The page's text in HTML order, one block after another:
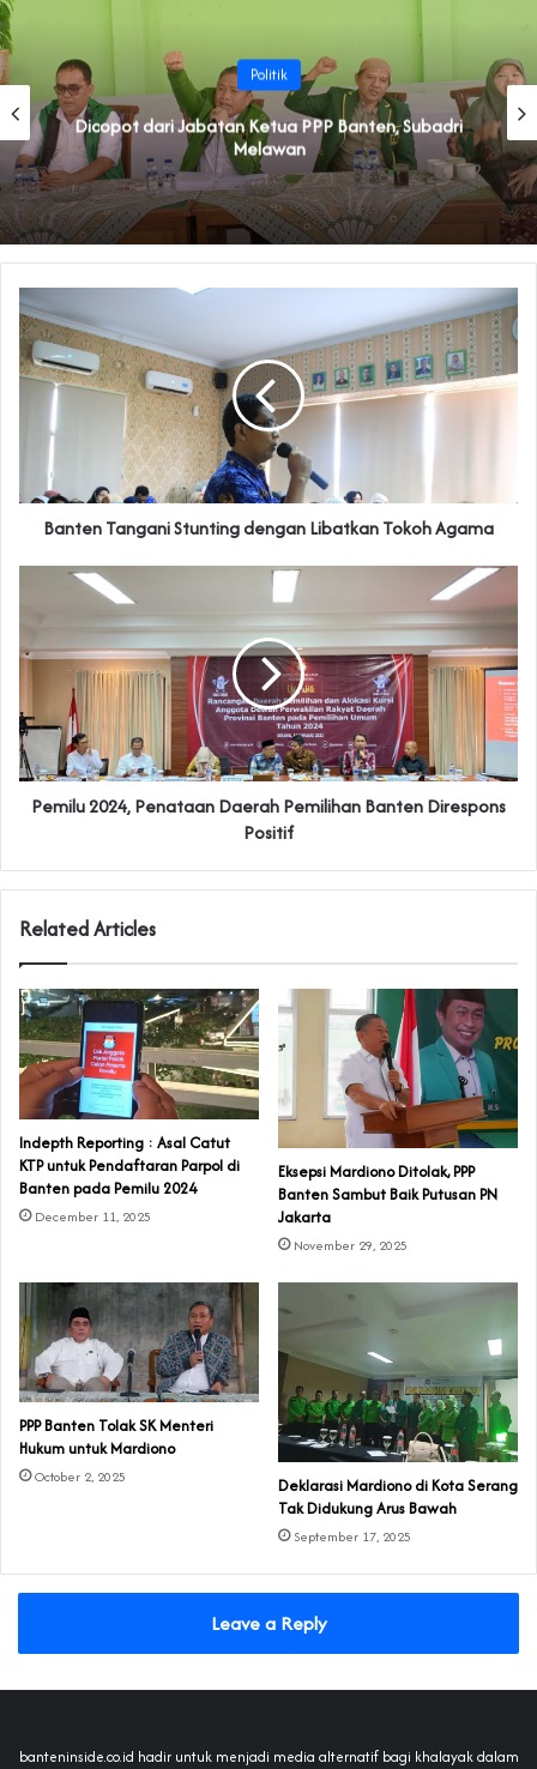
Politik
Dicopot dari Jabatan Ketua PPP Banten, Subadri
Melawan
Banten Tangani Stunting dengan Libatkan Tokoh Agama
Pemilu 2024, Penataan Daerah Pemilihan Banten Direspons
Positif
Related Articles
Indepth Reporting : Asal Catut
KTP untuk Pendaftaran Parpol di
Banten pada Pemilu 2024
December 11, 2025
Eksepsi Mardiono Ditolak, PPP
Banten Sambut Baik Putusan PN
Jakarta
November 29, 2025
PPP Banten Tolak SK Menteri
Hukum untuk Mardiono
October 2, 2025
Deklarasi Mardiono di Kota Serang
Tak Didukung Arus Bawah
September 17, 2025
Leave a Reply
banteninside.co.id hadir untuk menjadi media alternatif bagi khalayak dalam